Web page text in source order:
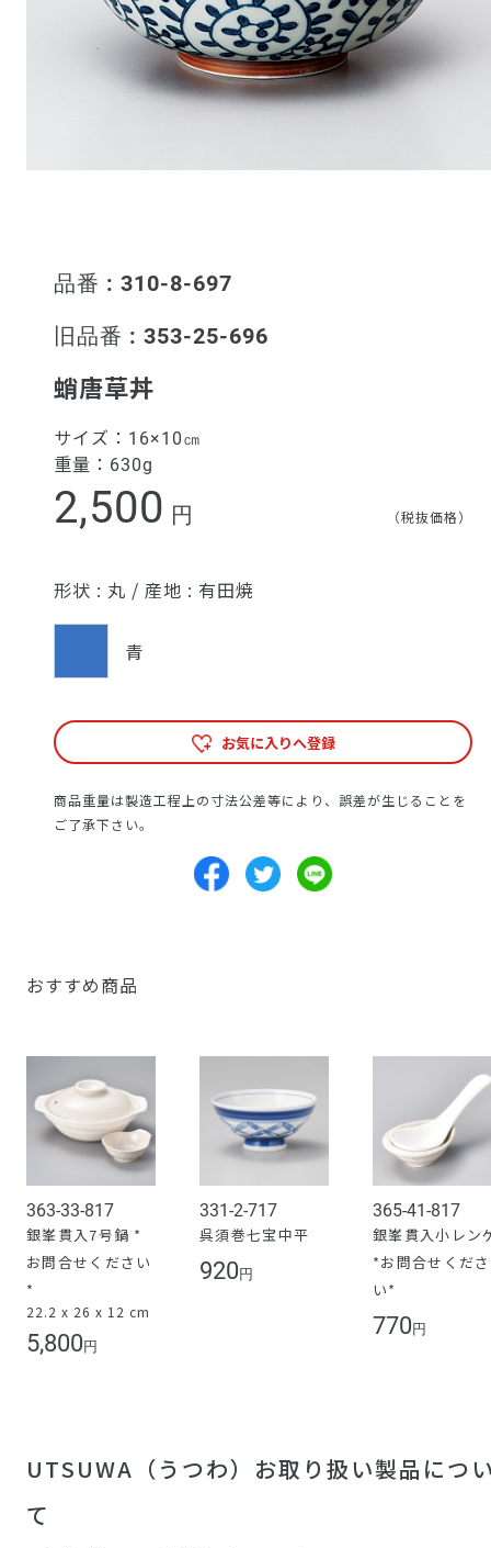
品番 : 310-8-697
旧品番 : 353-25-696
蛸唐草丼
サイズ： 16×10㎝
重量： 630g
2,500 円 （税抜価格）
形状 : 丸 / 産地 : 有田焼
青
お気に入りへ登録
商品重量は製造工程上の寸法公差等により、誤差が生じることを
ご了承下さい。
おすすめ商品
363-33-817
銀峯貫入7号鍋 *
お問合せください
*
22.2 x 26 x 12 cm
5,800 円
331-2-717
呉須巻七宝中平
920 円
365-41-817
銀峯貫入小レン
*お問合せくださ
い*
770 円
UTSUWA（うつわ）お取り扱い製品につ
て